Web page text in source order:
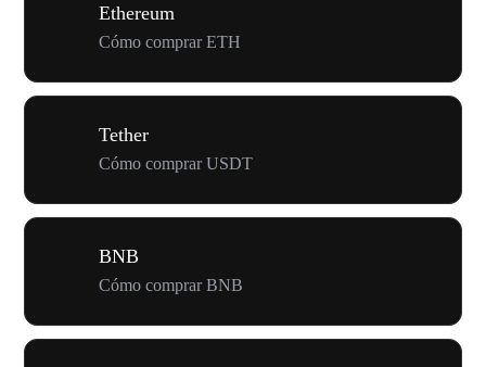
Ethereum
Cómo comprar ETH
Tether
Cómo comprar USDT
BNB
Cómo comprar BNB